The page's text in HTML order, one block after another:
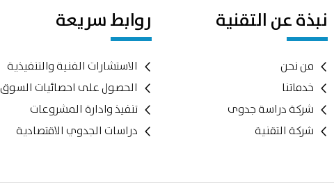
نبذة عن التقنية
من نحن
خدماتنا
شركة دراسة جدوى
شركة التقنية
روابط سريعة
الاستشارات الفنية والتنفيذية
الحصول على احصائيات السوق
تنفيذ وادارة المشروعات
دراسات الجدوي الاقتصادية